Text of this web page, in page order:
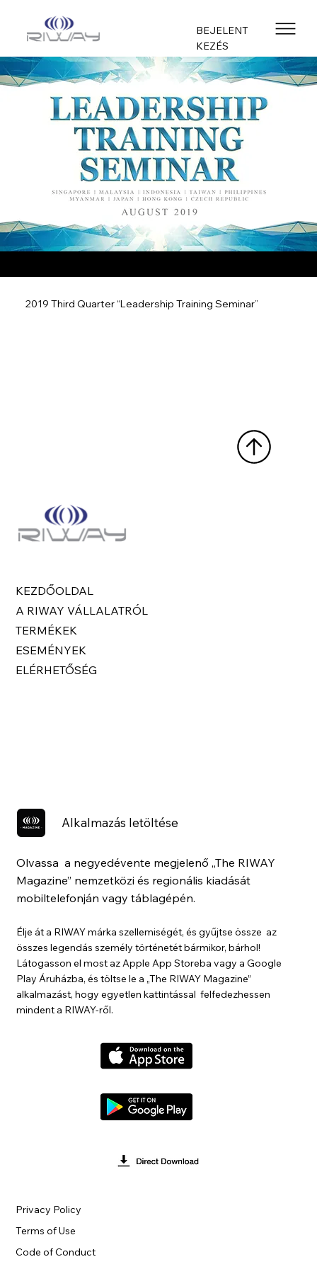
BEJELENT
KEZÉS
2019 Third Quarter “Leadership Training Seminar”
KEZDŐOLDAL
A RIWAY VÁLLALATRÓL
TERMÉKEK
ESEMÉNYEK
ELÉRHETŐSÉG
Alkalmazás letöltése
Olvassa a negyedévente megjelenő „The RIWAY
Magazine” nemzetközi és regionális kiadását
mobiltelefonján vagy táblagépén.
Élje át a RIWAY márka szellemiségét, és gyűjtse össze az
összes legendás személy történetét bármikor, bárhol!
Látogasson el most az Apple App Storeba vagy a Google
Play Áruházba, és töltse le a „The RIWAY Magazine”
alkalmazást, hogy egyetlen kattintással felfedezhessen
mindent a RIWAY-ről.
Terms of Use
Privacy Policy
Code of Conduct